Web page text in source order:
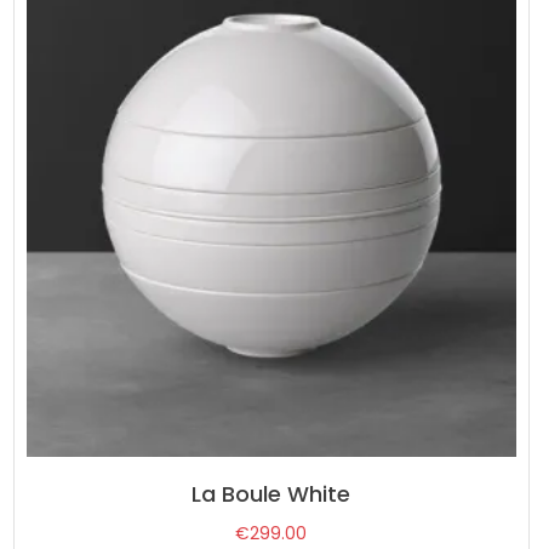
La Boule White
€299.00